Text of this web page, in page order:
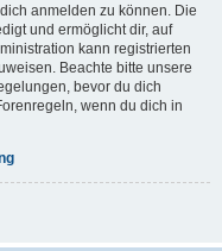
anmelden zu können. Die
und ermöglicht dir, auf
kann registrierten
Beachte bitte unsere
bevor du dich
wenn du dich in